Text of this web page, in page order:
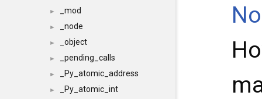
► _mod
► _node
► _object
► _pending_calls
► _Py_atomic_address
► _Py_atomic_int